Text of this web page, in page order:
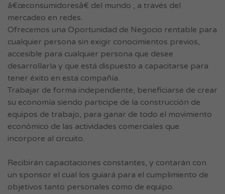
â€œconsumidoresâ€ del mundo , a través del
mercadeo en redes.
Ofrecemos una Oportunidad de Negocio rentable para
cualquier persona sin exigir conocimientos previos,
accesible para cualquier persona que desee
desarrollarla y que está dispuesto a capacitarse para
tener éxito en esta compañía.
Trabajar de forma independiente, beneficiarse de crear
su economía siendo participe de la construcción de
equipos de trabajo, para ganar de todo el movimiento
económico de las actividades comerciales que
incorpore al circuito.
Recibirán capacitaciones constantes, y contarán con
un sponsor el cual los guiará para el cumplimiento de
objetivos tanto personales como de equipo.